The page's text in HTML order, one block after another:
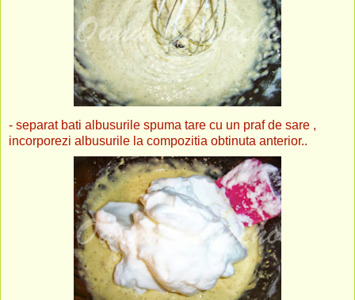
- separat bati albusurile spuma tare cu un praf de sare ,
incorporezi albusurile la compozitia obtinuta anterior..